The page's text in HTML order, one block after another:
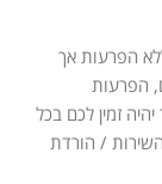
הפרעות אך
הפרעות
זמין לכם בכל
/ הורדת